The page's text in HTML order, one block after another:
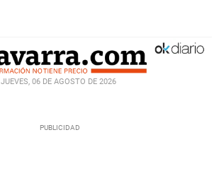
JUEVES, 06 DE AGOSTO DE 2026